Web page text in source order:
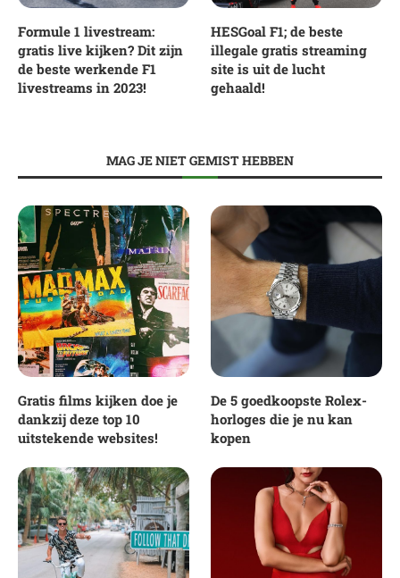
Formule 1 livestream:
gratis live kijken? Dit zijn
de beste werkende F1
livestreams in 2023!
HESGoal F1; de beste
illegale gratis streaming
site is uit de lucht
gehaald!
MAG JE NIET GEMIST HEBBEN
Gratis films kijken doe je
dankzij deze top 10
uitstekende websites!
De 5 goedkoopste Rolex-
horloges die je nu kan
kopen